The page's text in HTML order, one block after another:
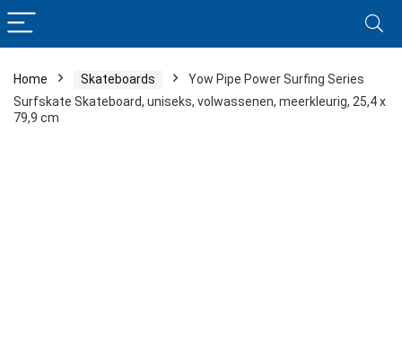
Home Skateboards
Yow Pipe Power Surfing Series
Surfskate Skateboard, uniseks, volwassenen, meerkleurig, 25,4 x
79,9 cm